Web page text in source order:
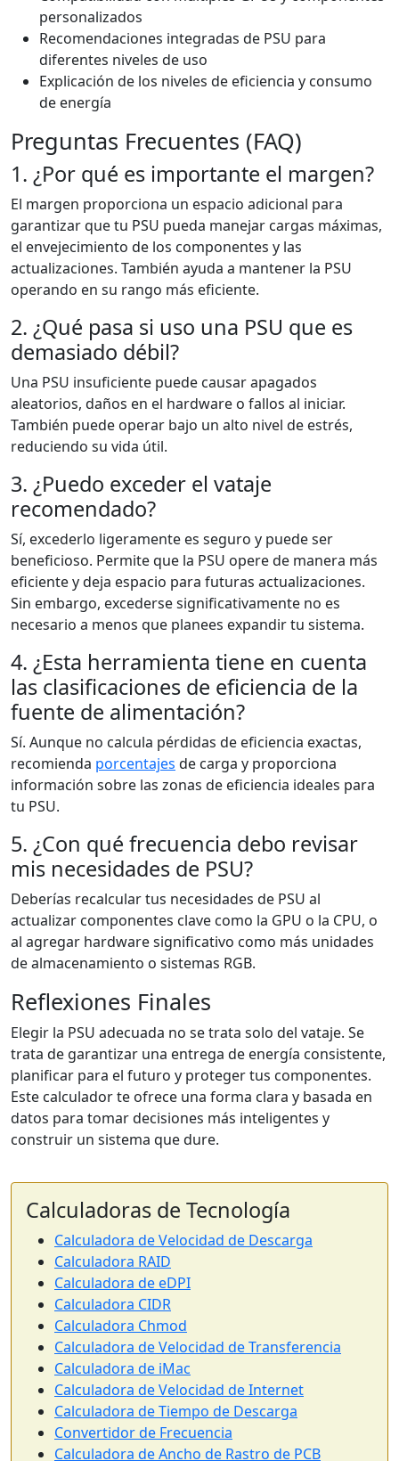
personalizados
Recomendaciones integradas de PSU para
diferentes niveles de uso
Explicación de los niveles de eficiencia y consumo
de energía
Preguntas Frecuentes (FAQ)
1. ¿Por qué es importante el margen?
El margen proporciona un espacio adicional para
garantizar que tu PSU pueda manejar cargas máximas,
el envejecimiento de los componentes y las
actualizaciones. También ayuda a mantener la PSU
operando en su rango más eficiente.
2. ¿Qué pasa si uso una PSU que es
demasiado débil?
Una PSU insuficiente puede causar apagados
aleatorios, daños en el hardware o fallos al iniciar.
También puede operar bajo un alto nivel de estrés,
reduciendo su vida útil.
3. ¿Puedo exceder el vataje
recomendado?
Sí, excederlo ligeramente es seguro y puede ser
beneficioso. Permite que la PSU opere de manera más
eficiente y deja espacio para futuras actualizaciones.
Sin embargo, excederse significativamente no es
necesario a menos que planees expandir tu sistema.
4. ¿Esta herramienta tiene en cuenta
las clasificaciones de eficiencia de la
fuente de alimentación?
Sí. Aunque no calcula pérdidas de eficiencia exactas,
recomienda porcentajes de carga y proporciona
información sobre las zonas de eficiencia ideales para
tu PSU.
5. ¿Con qué frecuencia debo revisar
mis necesidades de PSU?
Deberías recalcular tus necesidades de PSU al
actualizar componentes clave como la GPU o la CPU, o
al agregar hardware significativo como más unidades
de almacenamiento o sistemas RGB.
Reflexiones Finales
Elegir la PSU adecuada no se trata solo del vataje. Se
trata de garantizar una entrega de energía consistente,
planificar para el futuro y proteger tus componentes.
Este calculador te ofrece una forma clara y basada en
datos para tomar decisiones más inteligentes y
construir un sistema que dure.
Calculadoras de Tecnología
Calculadora de Velocidad de Descarga
Calculadora RAID
Calculadora de eDPI
Calculadora CIDR
Calculadora Chmod
Calculadora de Velocidad de Transferencia
Calculadora de iMac
Calculadora de Velocidad de Internet
Calculadora de Tiempo de Descarga
Convertidor de Frecuencia
Calculadora de Ancho de Rastro de PCB